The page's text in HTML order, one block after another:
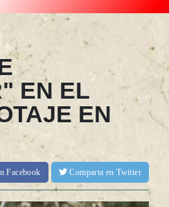
EN EL
EN
Facebook Comparta en Twitter